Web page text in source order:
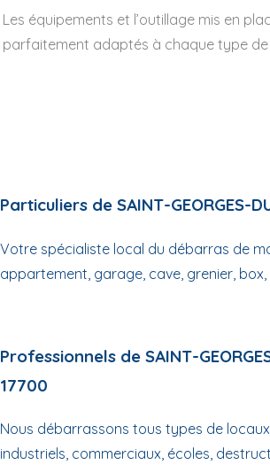
Les équipements et l’outillage mis en
parfaitement adaptés à chaque type
Particuliers de SAINT-GEORGES-
Votre spécialiste local du débarras de
appartement, garage, cave, grenier, box,
Professionnels de SAINT-
17700
Nous débarrassons tous types de
industriels, commerciaux, écoles,